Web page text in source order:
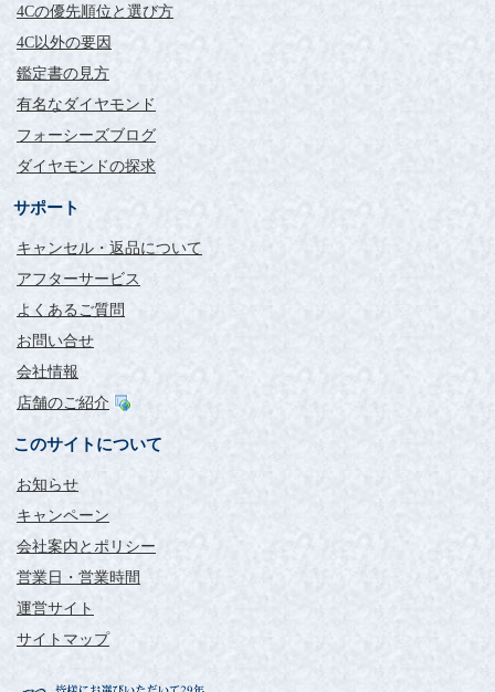
4Cの優先順位と選び方
4C以外の要因
鑑定書の見方
有名なダイヤモンド
フォーシーズブログ
ダイヤモンドの探求
サポート
キャンセル・返品について
アフターサービス
よくあるご質問
お問い合せ
会社情報
店舗のご紹介
このサイトについて
お知らせ
キャンペーン
会社案内とポリシー
営業日・営業時間
運営サイト
サイトマップ